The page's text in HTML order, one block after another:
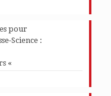
pour
Science :
«